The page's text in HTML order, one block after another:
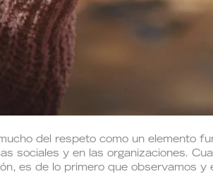
del respeto como un elemento
sociales y en las organizaciones.
es de lo primero que observamos